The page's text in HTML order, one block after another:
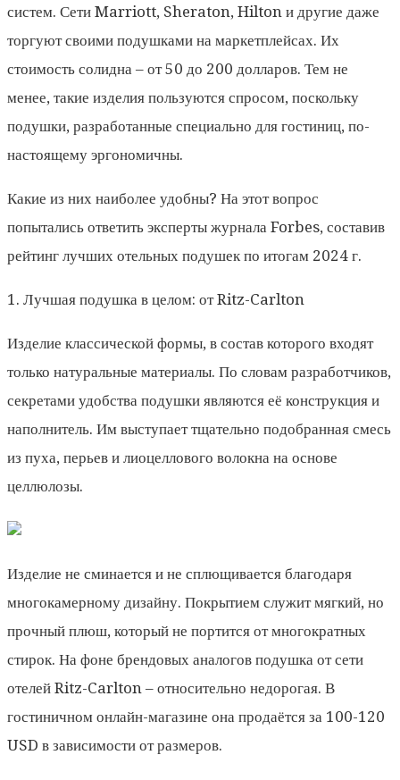
систем. Сети Marriott, Sheraton, Hilton и другие даже
торгуют своими подушками на маркетплейсах. Их
стоимость солидна – от 50 до 200 долларов. Тем не
менее, такие изделия пользуются спросом, поскольку
подушки, разработанные специально для гостиниц, по-
настоящему эргономичны.
Какие из них наиболее удобны? На этот вопрос
попытались ответить эксперты журнала Forbes, составив
рейтинг лучших отельных подушек по итогам 2024 г.
1. Лучшая подушка в целом: от Ritz-Carlton
Изделие классической формы, в состав которого входят
только натуральные материалы. По словам разработчиков,
секретами удобства подушки являются её конструкция и
наполнитель. Им выступает тщательно подобранная смесь
из пуха, перьев и лиоцеллового волокна на основе
целлюлозы.
Изделие не сминается и не сплющивается благодаря
многокамерному дизайну. Покрытием служит мягкий, но
прочный плюш, который не портится от многократных
стирок. На фоне брендовых аналогов подушка от сети
отелей Ritz-Carlton – относительно недорогая. В
гостиничном онлайн-магазине она продаётся за 100-120
USD в зависимости от размеров.